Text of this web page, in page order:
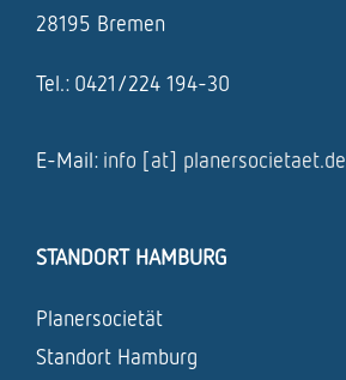
28195 Bremen
Tel.: 0421/224 194-30
E-Mail: info [at] planersocietaet.de
STANDORT HAMBURG
Planersocietät
Standort Hamburg